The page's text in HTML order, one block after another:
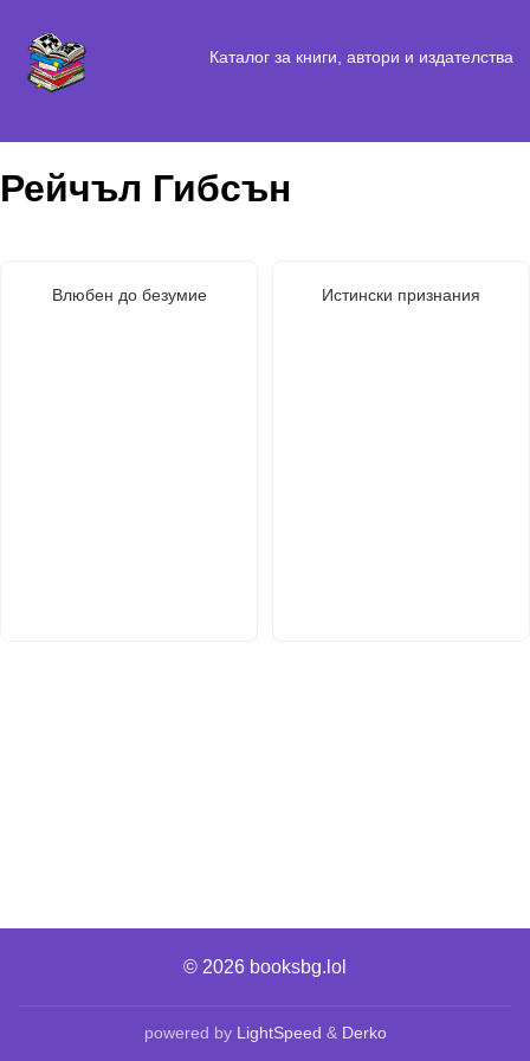
Каталог за книги, автори и издателства
Рейчъл Гибсън
Влюбен до безумие Истински признания
© 2026 booksbg.lol
powered by LightSpeed & Derko